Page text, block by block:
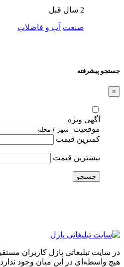
2 سال قبل
صنعت آب و فاضلاب
جستجو پیشرفته
×
آگهی ویژه
موقعیت
کمترین قیمت
بیشترین قیمت
جستجو
در سایت تبلیغاتی پازل کاربران
هیچ واسطه‌ای در این میان وجود